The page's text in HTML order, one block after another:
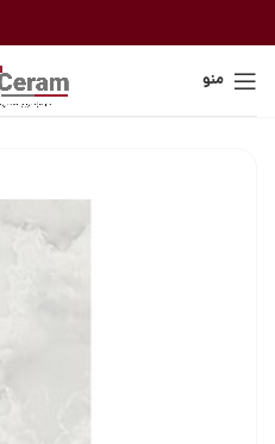
منو